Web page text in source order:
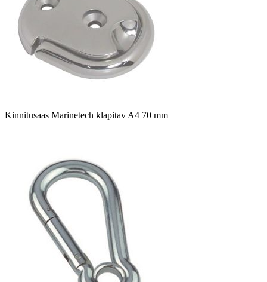
Kinnitusaas Marinetech klapitav A4 70 mm